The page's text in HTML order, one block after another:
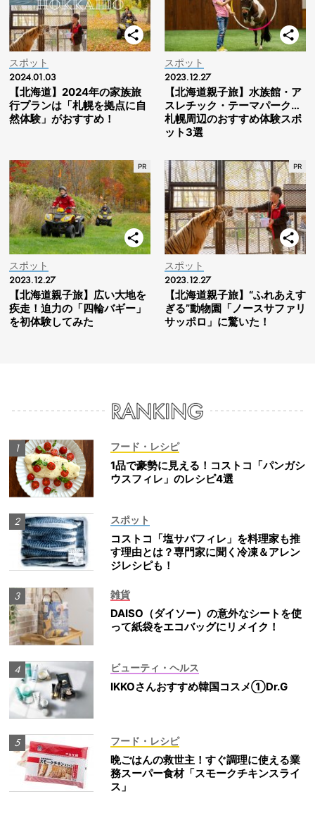
スポット
2024.01.03
【北海道】2024年の家族旅
行プランは「札幌を拠点に自
然体験」がおすすめ！
スポット
2023.12.27
【北海道親子旅】水族館・ア
スレチック・テーマパーク…
札幌周辺のおすすめ体験スポ
ット3選
スポット
2023.12.27
【北海道親子旅】広い大地を
疾走！迫力の「四輪バギー」
を初体験してみた
スポット
2023.12.27
【北海道親子旅】“ふれあえす
ぎる”動物園「ノースサファリ
サッポロ」に驚いた！
フード・レシピ
1品で豪勢に見える！コストコ「パンガシ
ウスフィレ」のレシピ4選
スポット
コストコ「塩サバフィレ」を料理家も推
す理由とは？専門家に聞く冷凍＆アレン
ジレシピも！
雑貨
DAISO（ダイソー）の意外なシートを使
って紙袋をエコバッグにリメイク！
ビューティ・ヘルス
IKKOさんおすすめ韓国コスメ①Dr.G
フード・レシピ
晩ごはんの救世主！すぐ調理に使える業
務スーパー食材「スモークチキンスライ
ス」